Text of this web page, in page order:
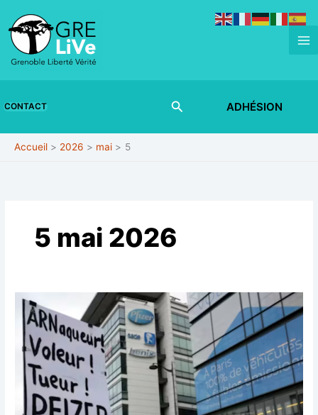
contenu
CONTACT RechercherADHÉSION
Accueil 2026 mai 5
5 mai 2026